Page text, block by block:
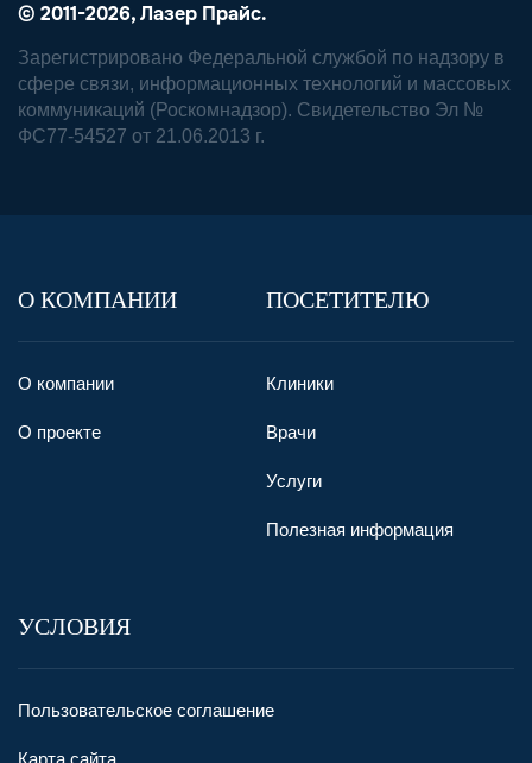
© 2011-2026, Лазер Прайс.
Зарегистрировано Федеральной службой по надзору в
сфере связи, информационных технологий и массовых
коммуникаций (Роскомнадзор). Свидетельство Эл №
ФС77-54527 от 21.06.2013 г.
О КОМПАНИИ
О компании
О проекте
ПОСЕТИТЕЛЮ
Клиники
Врачи
Услуги
Полезная информация
УСЛОВИЯ
Пользовательское соглашение